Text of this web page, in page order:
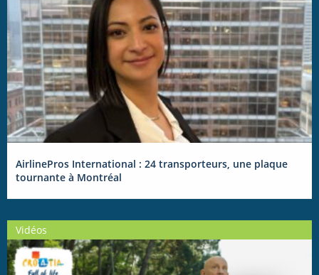
AirlinePros International : 24 transporteurs, une plaque
tournante à Montréal
Vidéos